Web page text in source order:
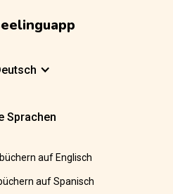
Sprachen
auf Englisch
auf Spanisch